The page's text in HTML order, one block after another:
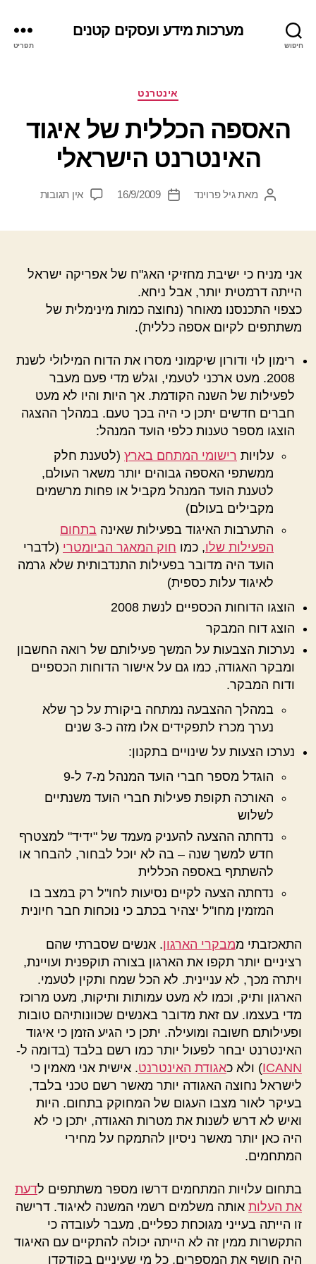
חיפוש
מערכות מידע ועסקים קטנים
תפריט
קטגוריותאינטרנט
האספה הכללית של איגוד
האינטרנט הישראלי
המחבר
מאתגיל פרוינד
תאריך16/9/2009 אין תגובותעל
אני מניח כי ישיבת מחזיקי האג"ח של אפריקה ישראל
הייתה דרמטית יותר, אבל ניחא.
כצפוי התכנסנו מאוחר (נחוצה כמות מינימלית של
משתתפים לקיום אספה כללית).
רימון לוי ודורון שיקמוני מסרו את הדוח המילולי לשנת
2008. מעט ארכני לטעמי, וגלש מדי פעם מעבר
לפעילות של השנה הקודמת. אך היות והיו לא מעט
חברים חדשים יתכן כי היה בכך טעם. במהלך ההצגה
הוצגו מספר טענות כלפי הועד המנהל:
עלויות רישומי המתחם בארץ (לטענת חלק
ממשתפי האספה גבוהים יותר משאר העולם,
לטענת הועד המנהל מקביל או פחות מרשמים
מקבילים בעולם)
התערבות האיגוד בפעילות שאינה בתחום
הפעילות שלו, כמו חוק המאגר הביומטרי (לדברי
הועד היה מדובר בפעילות התנדבותית שלא גרמה
לאיגוד עלות כספית)
הוצגו הדוחות הכספיים לנשת 2008
הוצג דוח המבקר
נערכות הצבעות על המשך פעילותם של רואה החשבון
ומבקר האגודה, כמו גם על אישור הדוחות הכספיים
ודוח המבקר.
במהלך ההצבעה נמתחה ביקורת על כך שלא
נערך מכרז לתפקידים אלו מזה כ-3 שנים
נערכו הצעות על שינויים בתקנון:
הוגדל מספר חברי הועד המנהל מ-7 ל-9
האורכה תקופת פעילות חברי הועד משנתיים
לשלוש
נדחתה ההצעה להעניק מעמד של "ידיד" למצטרף
חדש למשך שנה – בה לא יוכל לבחור, להבחר או
להשתתף באספה הכללית
נדחתה הצעה לקיים נסיעות לחו"ל רק במצב בו
המזמין מחו"ל יצהיר בכתב כי נוכחות חבר חיונית
התאכזבתי ממבקרי הארגון. אנשים שסברתי שהם
רציניים יותר תקפו את הארגון בצורה תוקפנית ועויינת,
ויתרה מכך, לא עניינית. לא הכל שמח ותקין לטעמי.
הארגון ותיק, וכמו לא מעט עמותות ותיקות, מעט מרוכז
מדי בעצמו. עם זאת מדובר באנשים שכוונותיהם טובות
ופעילותם חשובה ומועילה. יתכן כי הגיע הזמן כי איגוד
האינטרנט יבחר לפעול יותר כמו רשם בלבד (בדומה ל-
ICANN) ולא כאגודת האינטרנט. אישית אני מאמין כי
לישראל נחוצה האגודה יותר מאשר רשם טכני בלבד,
בעיקר לאור מצבו העגום של המחוקק בתחום. היות
ואיש לא דרש לשנות את מטרות האגודה, יתכן כי לא
היה כאן יותר מאשר ניסיון להתמקח על מחירי
המתחמים.
בתחום עלויות המתחמים דרשו מספר משתתפים לדעת
את העלות אותה משלמים רשמי המשנה לאיגוד. דרישה
זו הייתה בעייני מגוכחת כפליים, מעבר לעובדה כי
התקשרות ממין זה לא הייתה יכולה להתקיים עם האיגוד
היה חושף את המספרים, כל מי שעיניים בקודקדו